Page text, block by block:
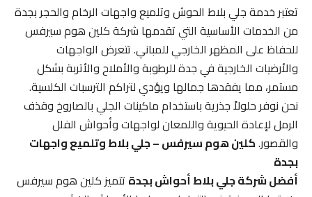
تعتبر خدمة جلي بلاط الحوش وتلميع واجهات الرخام والحجر بجدة
من الخدمات الأساسية التي تقدمها شركة كلين هوم سيرفس
للحفاظ على المظهر الخارجي للمباني. تتعرض الواجهات
والأرضيات الخارجية في جدة للرطوبة والأملاح والأتربة بشكل
مستمر، مما يفقدها جمالها ويؤدي لتراكم الترسبات الكلسية.
نحن نوفر حلولاً جذرية باستخدام ماكينات الجلي بالصاروخ وقذف
الرمل لإعادة الحيوية واللمعان لواجهات وأحواش الفلل
والقصور.كلين هوم سيرفس – جلي بلاط وتلميع واجهات
بجدة
أفضل شركة جلي بلاط أحواش بجدةتتميز كلين هوم سيرفس